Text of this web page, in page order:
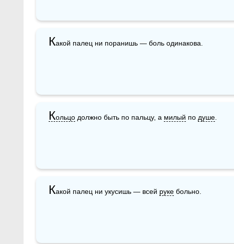
Какой палец ни поранишь — боль одинакова.
Кольцо должно быть по пальцу, а милый по душе
Какой палец ни укусишь — всей руке больно.